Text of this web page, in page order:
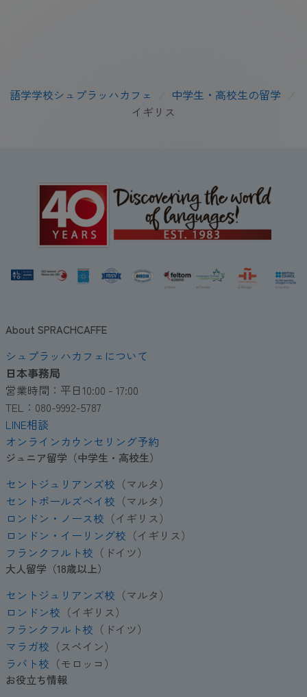
語学学校シュプラッハカフェ 中学生・高校生の留学
イギリス
About SPRACHCAFFE
シュプラッハカフェについて
日本事務局
営業時間：平日10:00 - 17:00
TEL：080-9992-5787
LINE相談
オンラインカウンセリング予約
ジュニア留学（中学生・高校生）
セントジュリアンズ校 （マルタ）
セントポールズベイ校 （マルタ）
ロンドン・ノース校 （イギリス）
ロンドン・イーリング校 （イギリス）
フランクフルト校 （ドイツ）
大人留学（18歳以上）
セントジュリアンズ校 （マルタ）
ロンドン校 （イギリス）
フランクフルト校 （ドイツ）
マラガ校 （スペイン）
ラバト校 （モロッコ）
お役立ち情報